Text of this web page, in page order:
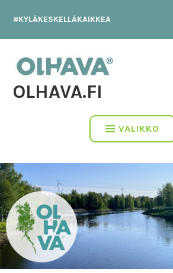
sisältöön
#KYLÄKESKELLÄKAIKKEA
OLHAVA.FI
VALIKKO